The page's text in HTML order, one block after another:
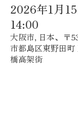
2026年1月
14:00
大阪市, 日本、〒
市都島区東野田
橋高架街